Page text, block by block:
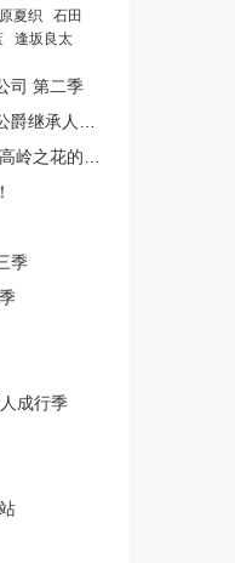
夏织
石田
逢坂良太
司 第二季
何对我宠爱有加
自理能力的）学院第一大小姐
季
成行季